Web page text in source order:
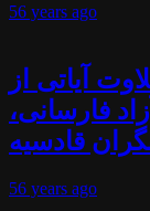
56 years ago
آیاتی از
(۸۲) - آزاد فارسانی،
قادسیه
56 years ago